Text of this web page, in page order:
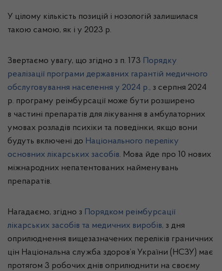
У цілому кількість позицій і нозологій залишилася
такою самою, як і у 2023 р.
Звертаємо увагу, що згідно з п. 173 Порядку
реалізації програми державних гарантій медичного
обслуговування населення у 2024 р., з серпня 2024
р. програму реімбурсації може бути розширено
в частині препаратів для лікування в амбулаторних
умовах розладів психіки та поведінки, якщо вони
будуть включені до Національного переліку
основних лікарських засобів. Мова йде про 10 нових
міжнародних непатентованих найменувань
препаратів.
Нагадаємо, згідно з Порядком реімбурсації
лікарських засобів та медичних виробів, з дня
оприлюднення вищезазначених переліків граничних
цін Національна служба здоров’я України (НСЗУ) має
протягом 3 робочих днів оприлюднити на своєму